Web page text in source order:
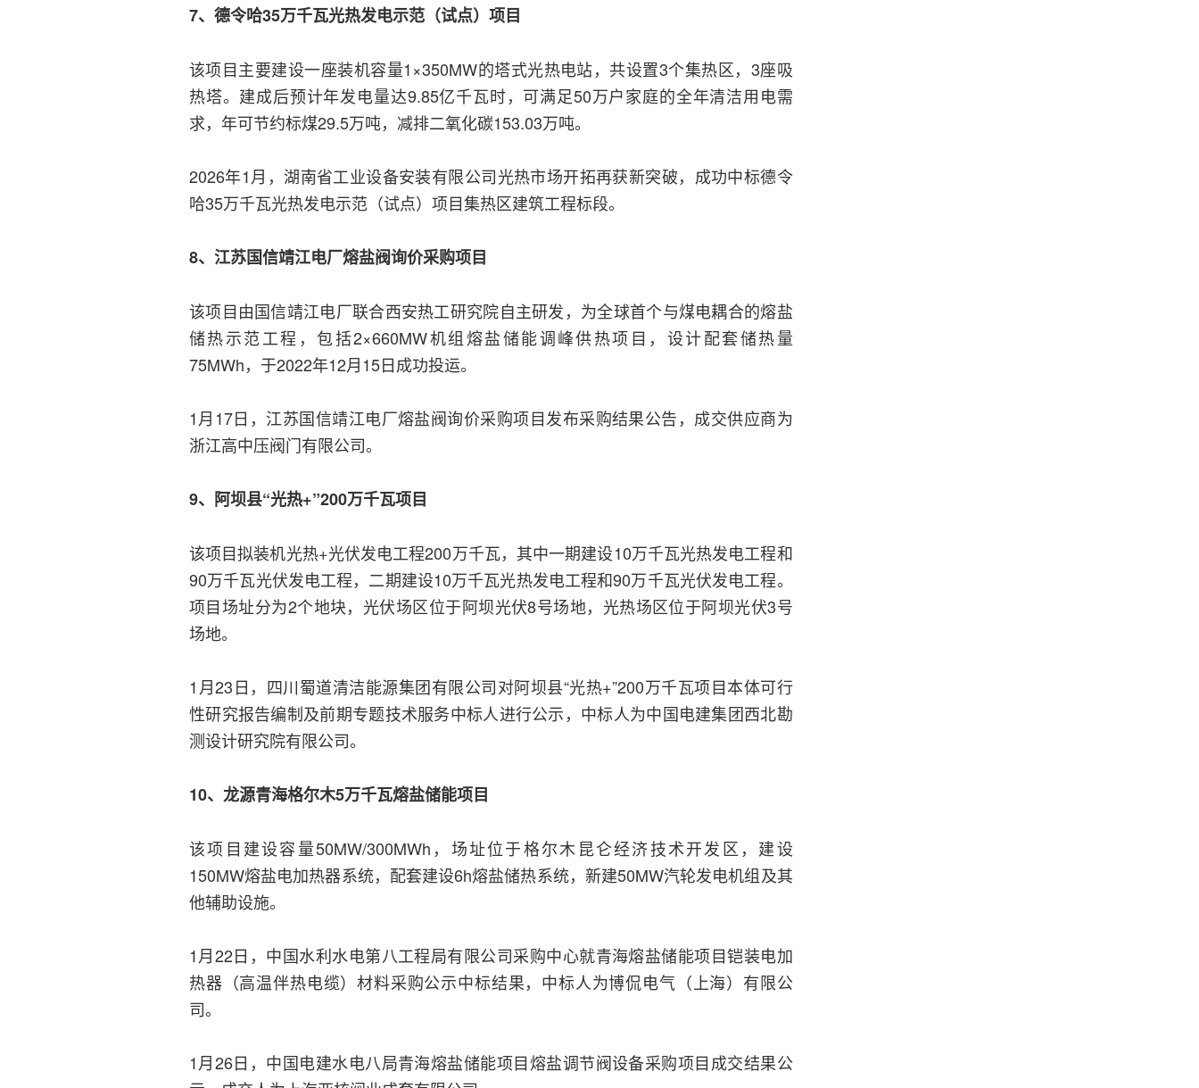
7、德令哈35万千瓦光热发电示范（试点）项目
该项目主要建设一座装机容量1×350MW的塔式光热电站，共设置3个集热区，3座吸
热塔。建成后预计年发电量达9.85亿千瓦时，可满足50万户家庭的全年清洁用电需
求，年可节约标煤29.5万吨，减排二氧化碳153.03万吨。
2026年1月，湖南省工业设备安装有限公司光热市场开拓再获新突破，成功中标德令
哈35万千瓦光热发电示范（试点）项目集热区建筑工程标段。
8、江苏国信靖江电厂熔盐阀询价采购项目
该项目由国信靖江电厂联合西安热工研究院自主研发，为全球首个与煤电耦合的熔盐
储热示范工程，包括2×660MW机组熔盐储能调峰供热项目，设计配套储热量
75MWh，于2022年12月15日成功投运。
1月17日，江苏国信靖江电厂熔盐阀询价采购项目发布采购结果公告，成交供应商为
浙江高中压阀门有限公司。
9、阿坝县“光热+”200万千瓦项目
该项目拟装机光热+光伏发电工程200万千瓦，其中一期建设10万千瓦光热发电工程和
90万千瓦光伏发电工程，二期建设10万千瓦光热发电工程和90万千瓦光伏发电工程。
项目场址分为2个地块，光伏场区位于阿坝光伏8号场地，光热场区位于阿坝光伏3号
场地。
1月23日，四川蜀道清洁能源集团有限公司对阿坝县“光热+”200万千瓦项目本体可行
性研究报告编制及前期专题技术服务中标人进行公示，中标人为中国电建集团西北勘
测设计研究院有限公司。
10、龙源青海格尔木5万千瓦熔盐储能项目
该项目建设容量50MW/300MWh，场址位于格尔木昆仑经济技术开发区，建设
150MW熔盐电加热器系统，配套建设6h熔盐储热系统，新建50MW汽轮发电机组及其
他辅助设施。
1月22日，中国水利水电第八工程局有限公司采购中心就青海熔盐储能项目铠装电加
热器（高温伴热电缆）材料采购公示中标结果，中标人为博侃电气（上海）有限公
司。
1月26日，中国电建水电八局青海熔盐储能项目熔盐调节阀设备采购项目成交结果公